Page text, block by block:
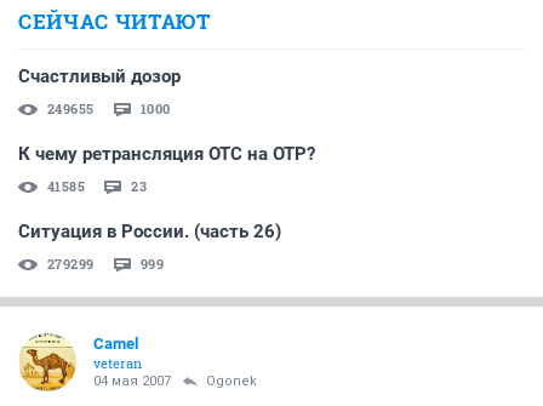
СЕЙЧАС ЧИТАЮТ
Счастливый дозор
249655 1000
К чему ретрансляция ОТС на ОТР?
41585 23
Ситуация в России. (часть 26)
279299 999
Camel
veteran
04 мая 2007 Ogonek